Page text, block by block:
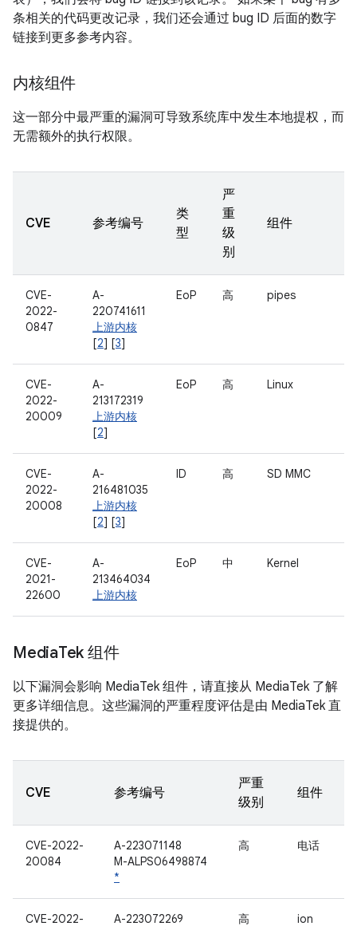
条相关的代码更改记录，我们还会通过 bug ID 后面的数字
链接到更多参考内容。
内核组件
这一部分中最严重的漏洞可导致系统库中发生本地提权，而
无需额外的执行权限。
CVE 参考编号
类
型
严
重
级
别
组件
CVE-
2022-
0847
A-
220741611
上游内核
[2] [3]
EoP 高 pipes
CVE-
2022-
20009
A-
213172319
上游内核
[2]
EoP 高 Linux
CVE-
2022-
20008
A-
216481035
上游内核
[2] [3]
ID 高 SD MMC
CVE-
2021-
22600
A-
213464034
上游内核
EoP 中 Kernel
MediaTek 组件
以下漏洞会影响 MediaTek 组件，请直接从 MediaTek 了解
更多详细信息。这些漏洞的严重程度评估是由 MediaTek 直
接提供的。
CVE 参考编号
严重
级别
组件
CVE-2022-
20084
A-223071148
M-ALPS06498874
*
高 电话
CVE-2022-
A-223072269
高 ion